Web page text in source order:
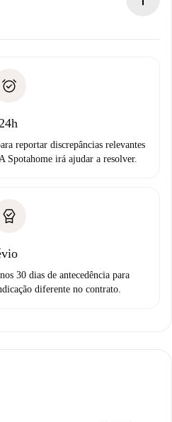
nada e ofereceremos
reportar discrepâncias relevantes
Spotahome irá ajudar a resolver.
30 dias de antecedência para
diferente no contrato.